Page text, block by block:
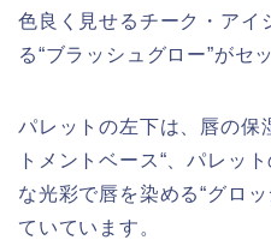
色良く見せるチーク・アイ
る“ブラッシュグロー”がセ
パレットの左下は、唇の保
トメントベース“、パレッ
な光彩で唇を染める“グロ
ていています。